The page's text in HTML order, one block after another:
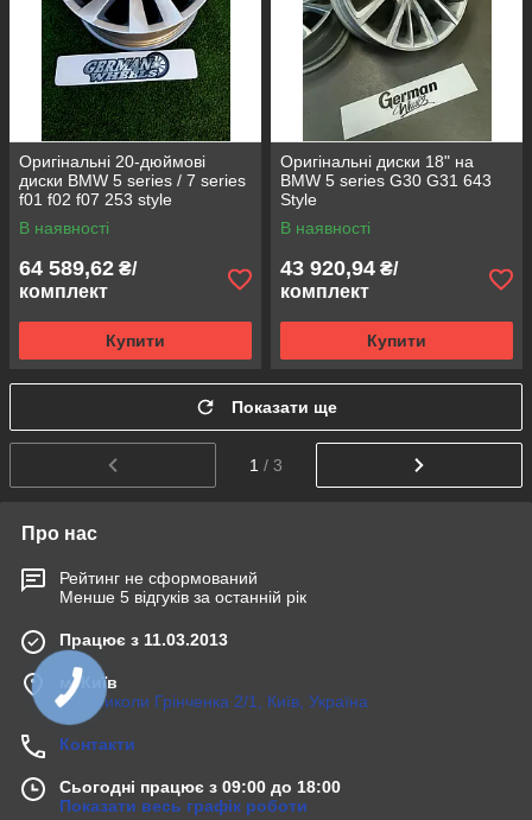
Оригінальні 20-дюймові
диски BMW 5 series / 7 series
f01 f02 f07 253 style
В наявності
64 589,62 ₴/
комплект
Купити
Оригінальні диски 18" на
BMW 5 series G30 G31 643
Style
В наявності
43 920,94 ₴/
комплект
Купити
Показати ще
1 / 3
Про нас
Рейтинг не сформований
Менше 5 відгуків за останній рік
Працює з 11.03.2013
м. Київ
вул.Миколи Грінченка 2/1, Київ, Україна
Контакти
Сьогодні працює з 09:00 до 18:00
Показати весь графік роботи